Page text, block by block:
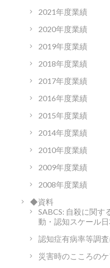
2021年度業績
2020年度業績
2019年度業績
2018年度業績
2017年度業績
2016年度業績
2015年度業績
2014年度業績
2010年度業績
2009年度業績
2008年度業績
◆資料
SABCS: 自殺に関す
動・認知スケール
認知症有病率等調
災害時のこころの